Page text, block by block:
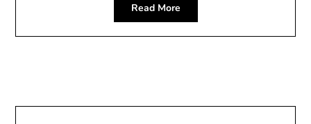
Read More